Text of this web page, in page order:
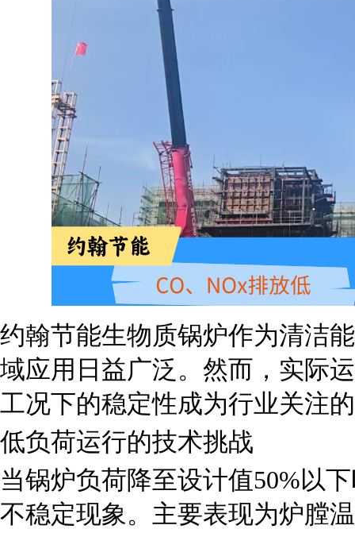
约翰节能生物质锅炉作为清洁
域应用日益广泛。然而，实际
工况下的稳定性成为行业关注
低负荷运行的技术挑战
当锅炉负荷降至设计值50%以
不稳定现象。主要表现为炉膛